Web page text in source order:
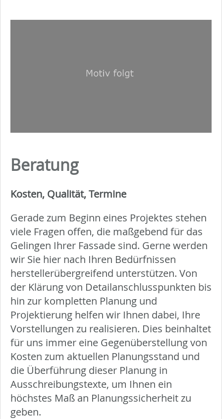
Beratung
Kosten, Qualität, Termine
Gerade zum Beginn eines Projektes stehen
viele Fragen offen, die maßgebend für das
Gelingen Ihrer Fassade sind. Gerne werden
wir Sie hier nach Ihren Bedürfnissen
herstellerübergreifend unterstützen. Von
der Klärung von Detailanschlusspunkten bis
hin zur kompletten Planung und
Projektierung helfen wir Ihnen dabei, Ihre
Vorstellungen zu realisieren. Dies beinhaltet
für uns immer eine Gegenüberstellung von
Kosten zum aktuellen Planungsstand und
die Überführung dieser Planung in
Ausschreibungstexte, um Ihnen ein
höchstes Maß an Planungssicherheit zu
geben.